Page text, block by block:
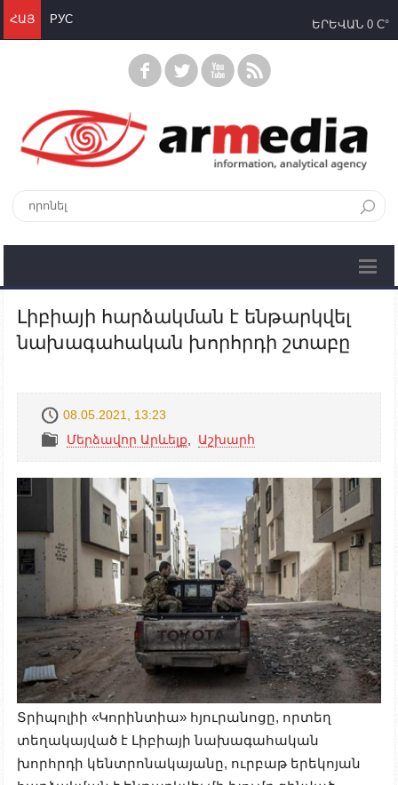
ՀԱՅ РУС ԵՐԵՎԱՆ 0 C°
Լիբիայի հարձակման է ենթարկվել
նախագահական խորհրդի շտաբը
08.05.2021, 13:23
Մերձավոր Արևելք
Աշխարհ
Տրիպոլիի «Կորինտիա» հյուրանոցը, որտեղ
տեղակայված է Լիբիայի նախագահական
խորհրդի կենտրոնակայանը, ուրբաթ երեկոյան